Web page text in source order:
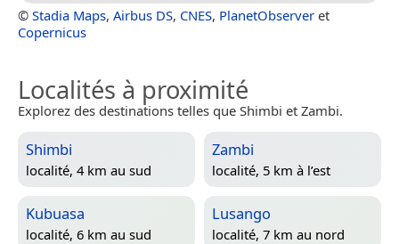
© Stadia Maps, Airbus DS, CNES, PlanetObserver et
Copernicus
Localités à proximité
Explorez des destinations telles que Shimbi et Zambi.
Shimbi
localité, 4 km au sud
Zambi
localité, 5 km à l’est
Kubuasa
localité, 6 km au sud
Lusango
localité, 7 km au nord